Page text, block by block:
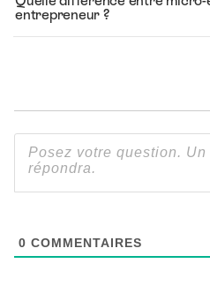
entrepreneur ?
0 COMMENTAIRES